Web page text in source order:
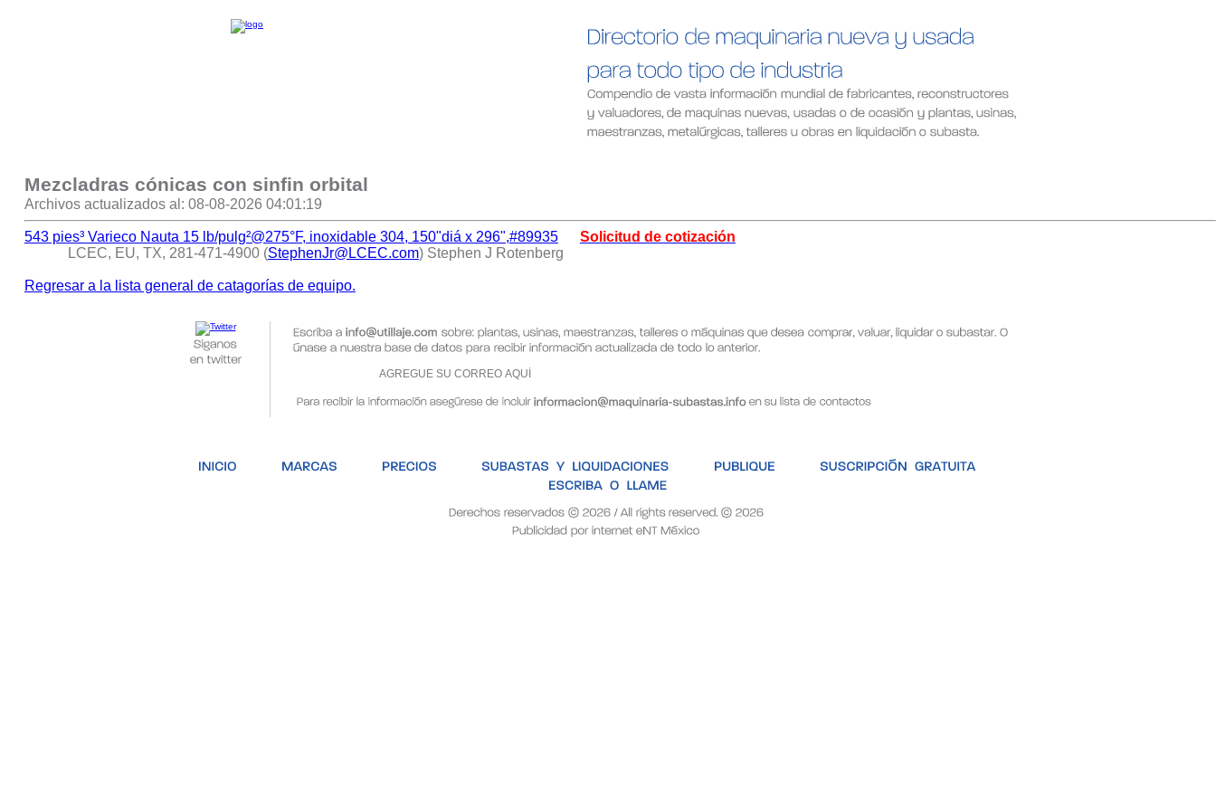
Mezcladras cónicas con sinfin orbital
Archivos actualizados al: 08-08-2026 04:01:19
543 pies³ Varieco Nauta 15 lb/pulg²@275°F, inoxidable 304, 150"diá x 296",#89935
Solicitud de cotización
LCEC, EU, TX, 281-471-4900 (StephenJr@LCEC.com) Stephen J Rotenberg
Regresar a la lista general de catagorías de equipo.